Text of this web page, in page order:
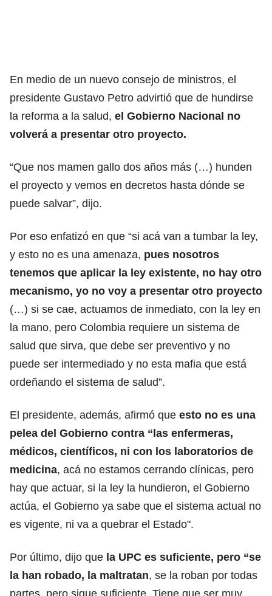
En medio de un nuevo consejo de ministros, el
presidente Gustavo Petro advirtió que de hundirse
la reforma a la salud, el Gobierno Nacional no
volverá a presentar otro proyecto.
“Que nos mamen gallo dos años más (…) hunden
el proyecto y vemos en decretos hasta dónde se
puede salvar”, dijo.
Por eso enfatizó en que “si acá van a tumbar la ley,
y esto no es una amenaza, pues nosotros
tenemos que aplicar la ley existente, no hay otro
mecanismo, yo no voy a presentar otro proyecto
(…) si se cae, actuamos de inmediato, con la ley en
la mano, pero Colombia requiere un sistema de
salud que sirva, que debe ser preventivo y no
puede ser intermediado y no esta mafia que está
ordeñando el sistema de salud”.
El presidente, además, afirmó que esto no es una
pelea del Gobierno contra “las enfermeras,
médicos, científicos, ni con los laboratorios de
medicina, acá no estamos cerrando clínicas, pero
hay que actuar, si la ley la hundieron, el Gobierno
actúa, el Gobierno ya sabe que el sistema actual no
es vigente, ni va a quebrar el Estado".
Por último, dijo que la UPC es suficiente, pero “se
la han robado, la maltratan, se la roban por todas
partes, pero sigue suficiente. Tiene que ser muy